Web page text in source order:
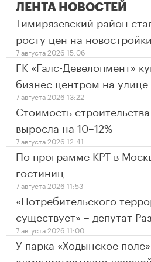
ЛЕНТА НОВОСТЕЙ
Тимирязевский район
росту цен на
7 августа 2026 15:06
ГК «Галс-Девелопмент»
бизнес центром на
7 августа 2026 13:22
Стоимость
выросла на 10–12%
7 августа 2026 12:41
По программе КРТ в
гостиниц
7 августа 2026 11:53
«Потребительского
существует» – депутат
7 августа 2026 11:00
У парка «Ходынское